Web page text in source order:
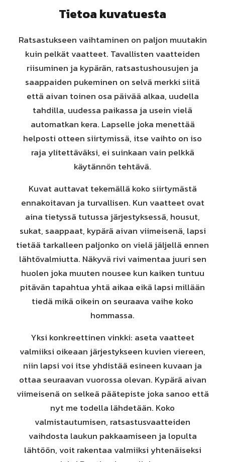
Tietoa kuvatuesta
Ratsastukseen vaihtaminen on paljon muutakin
kuin pelkät vaatteet. Tavallisten vaatteiden
riisuminen ja kypärän, ratsastushousujen ja
saappaiden pukeminen on selvä merkki siitä
että aivan toinen osa päivää alkaa, uudella
tahdilla, uudessa paikassa ja usein vielä
automatkan kera. Lapselle joka menettää
helposti otteen siirtymissä, itse vaihto on iso
raja ylitettäväksi, ei suinkaan vain pelkkä
käytännön tehtävä.
Kuvat auttavat tekemällä koko siirtymästä
ennakoitavan ja turvallisen. Kun vaatteet ovat
aina tietyssä tutussa järjestyksessä, housut,
sukat, saappaat, kypärä aivan viimeisenä, lapsi
tietää tarkalleen paljonko on vielä jäljellä ennen
lähtövalmiutta. Näkyvä rivi vaimentaa juuri sen
huolen joka muuten nousee kun kaiken tuntuu
pitävän tapahtua yhtä aikaa eikä lapsi millään
tiedä mikä oikein on seuraava vaihe koko
hommassa.
Yksi konkreettinen vinkki: aseta vaatteet
valmiiksi oikeaan järjestykseen kuvien viereen,
niin lapsi voi itse yhdistää esineen kuvaan ja
ottaa seuraavan vuorossa olevan. Kypärä aivan
viimeisenä on selkeä päätepiste joka sanoo että
nyt me todella lähdetään. Koko
valmistautumisen, ratsastusvaatteiden
vaihdosta laukun pakkaamiseen ja lopulta
lähtöön, voit rakentaa valmiiksi yhtenäiseksi